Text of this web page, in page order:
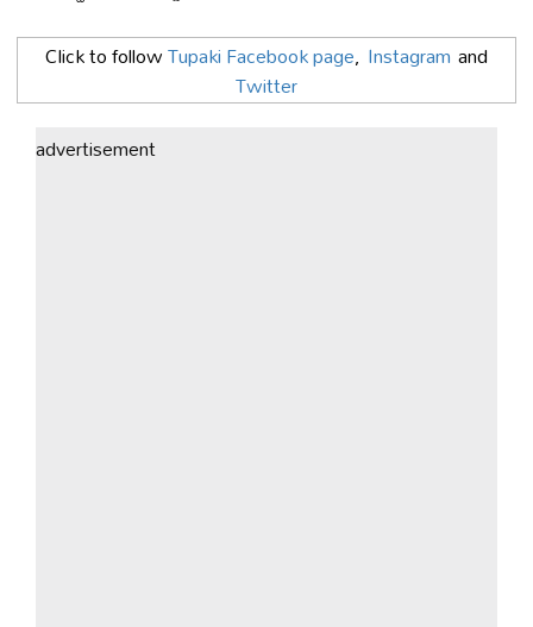
Click to followTupaki Facebook page, Instagram and
Twitter
advertisement